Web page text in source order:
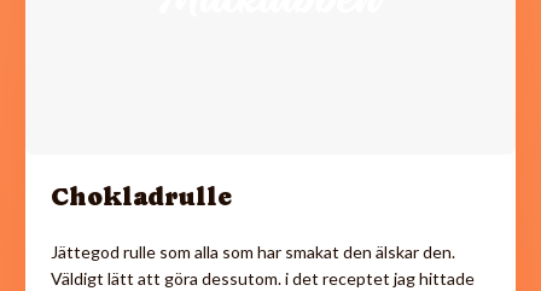
Chokladrulle
Jättegod rulle som alla som har smakat den älskar den.
Väldigt lätt att göra dessutom. i det receptet jag hittade